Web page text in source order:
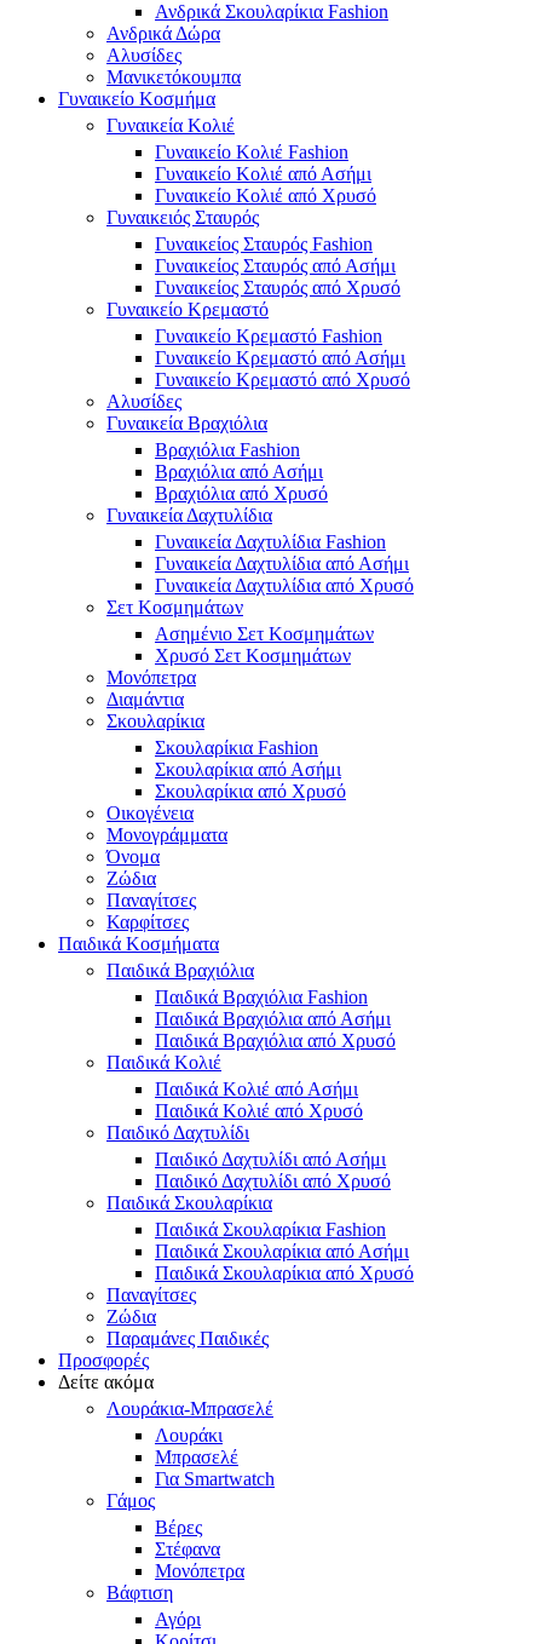
Ανδρικά Σκουλαρίκια Fashion
Ανδρικά Δώρα
Αλυσίδες
Μανικετόκουμπα
Γυναικείο Κοσμήμα
Γυναικεία Κολιέ
Γυναικείο Κολιέ Fashion
Γυναικείο Κολιέ από Ασήμι
Γυναικείο Κολιέ από Χρυσό
Γυναικειός Σταυρός
Γυναικείος Σταυρός Fashion
Γυναικείος Σταυρός από Ασήμι
Γυναικείος Σταυρός από Χρυσό
Γυναικείο Κρεμαστό
Γυναικείο Κρεμαστό Fashion
Γυναικείο Κρεμαστό από Ασήμι
Γυναικείο Κρεμαστό από Χρυσό
Αλυσίδες
Γυναικεία Βραχιόλια
Βραχιόλια Fashion
Βραχιόλια από Ασήμι
Βραχιόλια από Χρυσό
Γυναικεία Δαχτυλίδια
Γυναικεία Δαχτυλίδια Fashion
Γυναικεία Δαχτυλίδια από Ασήμι
Γυναικεία Δαχτυλίδια από Χρυσό
Σετ Κοσμημάτων
Ασημένιο Σετ Κοσμημάτων
Χρυσό Σετ Κοσμημάτων
Μονόπετρα
Διαμάντια
Σκουλαρίκια
Σκουλαρίκια Fashion
Σκουλαρίκια από Ασήμι
Σκουλαρίκια από Χρυσό
Οικογένεια
Μονογράμματα
Όνομα
Ζώδια
Παναγίτσες
Καρφίτσες
Παιδικά Κοσμήματα
Παιδικά Βραχιόλια
Παιδικά Βραχιόλια Fashion
Παιδικά Βραχιόλια από Ασήμι
Παιδικά Βραχιόλια από Χρυσό
Παιδικά Κολιέ
Παιδικά Κολιέ από Ασήμι
Παιδικά Κολιέ από Χρυσό
Παιδικό Δαχτυλίδι
Παιδικό Δαχτυλίδι από Ασήμι
Παιδικό Δαχτυλίδι από Χρυσό
Παιδικά Σκουλαρίκια
Παιδικά Σκουλαρίκια Fashion
Παιδικά Σκουλαρίκια από Ασήμι
Παιδικά Σκουλαρίκια από Χρυσό
Παναγίτσες
Ζώδια
Παραμάνες Παιδικές
Προσφορές
Δείτε ακόμα
Λουράκια-Μπρασελέ
Λουράκι
Μπρασελέ
Για Smartwatch
Γάμος
Βέρες
Στέφανα
Μονόπετρα
Βάφτιση
Αγόρι